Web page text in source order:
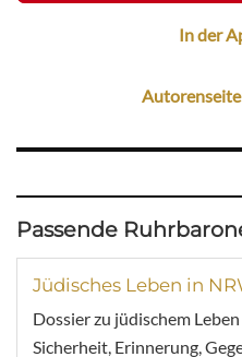
In der
Passende
Jüdisches Leben in
Dossier zu jüdischem
Sicherheit, Erinnerung,